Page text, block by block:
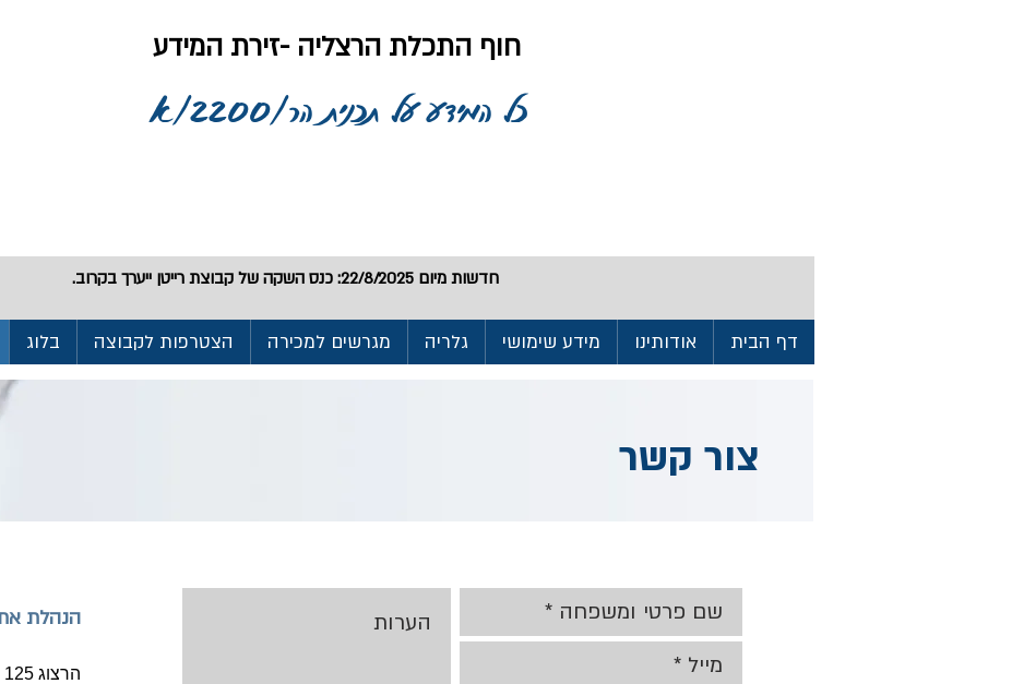
חוף התכלת הרצליה -זירת המידע
כל המידע על תכנית הר/2200/א
חדשות מיום 22/8/2025: כנס השקה של קבוצת רייטן ייערך בקרוב.
דף הבית אודותינו מידע שימושי גלריה מגרשים למכירה הצטרפות לקבוצה בלוג
צור קשר
הנהלת
הרצוג 125